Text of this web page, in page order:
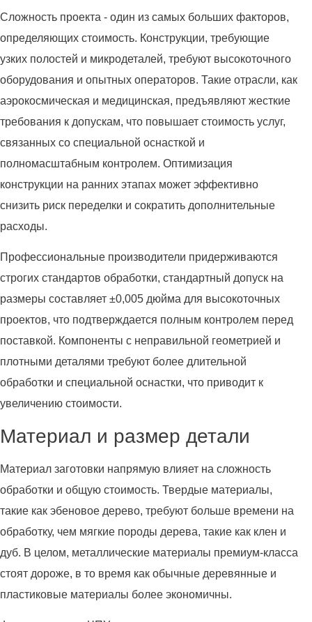
Сложность проекта - один из самых больших факторов,
определяющих стоимость. Конструкции, требующие
узких полостей и микродеталей, требуют высокоточного
оборудования и опытных операторов. Такие отрасли, как
аэрокосмическая и медицинская, предъявляют жесткие
требования к допускам, что повышает стоимость услуг,
связанных со специальной оснасткой и
полномасштабным контролем. Оптимизация
конструкции на ранних этапах может эффективно
снизить риск переделки и сократить дополнительные
расходы.
Профессиональные производители придерживаются
строгих стандартов обработки, стандартный допуск на
размеры составляет ±0,005 дюйма для высокоточных
проектов, что подтверждается полным контролем перед
поставкой. Компоненты с неправильной геометрией и
плотными деталями требуют более длительной
обработки и специальной оснастки, что приводит к
увеличению стоимости.
Материал и размер детали
Материал заготовки напрямую влияет на сложность
обработки и общую стоимость. Твердые материалы,
такие как эбеновое дерево, требуют больше времени на
обработку, чем мягкие породы дерева, такие как клен и
дуб. В целом, металлические материалы премиум-класса
стоят дороже, в то время как обычные деревянные и
пластиковые материалы более экономичны.